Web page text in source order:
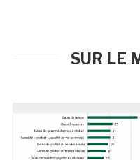
SUR LE